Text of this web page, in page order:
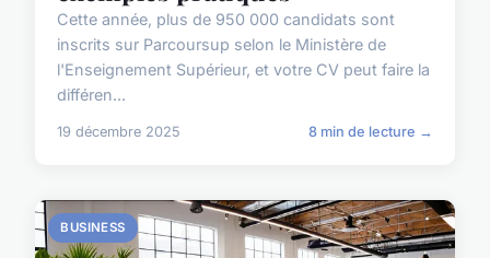
Cette année, plus de 950 000 candidats sont
inscrits sur Parcoursup selon le Ministère de
l'Enseignement Supérieur, et votre CV peut faire la
différen...
19 décembre 2025 8 min de lecture →
BUSINESS